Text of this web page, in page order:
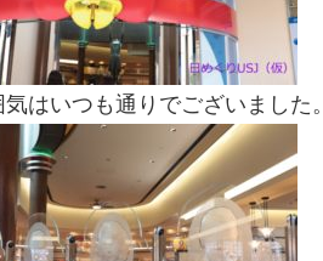
はいつも通りでございました。